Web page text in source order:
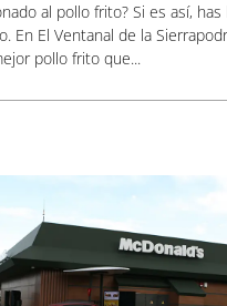
al pollo frito? Si es así, has
En El Ventanal de la
pollo frito que...